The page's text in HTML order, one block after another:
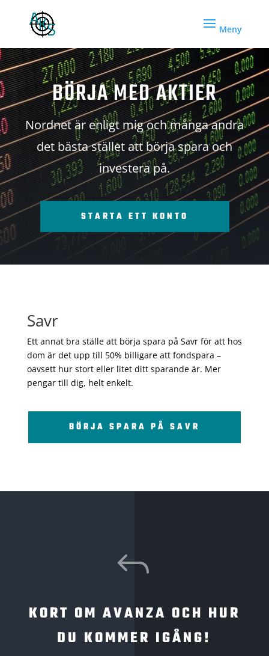
BÖRJA MED AKTIER
Nordnet är enligt mig och många andra
det bästa stället att börja spara och
investera på.
STARTA ETT KONTO
Savr
Ett annat bra ställe att börja spara på Savr för att hos
dom är det upp till 50% billigare att fondspara –
oavsett hur stort eller litet ditt sparande är. Mer
pengar till dig, helt enkelt.
BÖRJA SPARA PÅ SAVR
J
KORT OM AVANZA OCH HUR
DU KOMMER IGÅNG!